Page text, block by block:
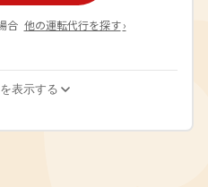
合 他の運転代行を探す ›
表示する